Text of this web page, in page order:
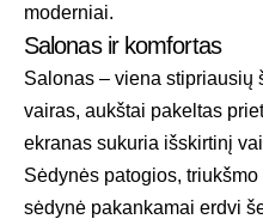
moderniai.
Salonas ir komfortas
Salonas – viena stipriausių
vairas, aukštai pakeltas
ekranas sukuria išskirtinį
Sėdynės patogios,
sėdynė pakankamai erdvi